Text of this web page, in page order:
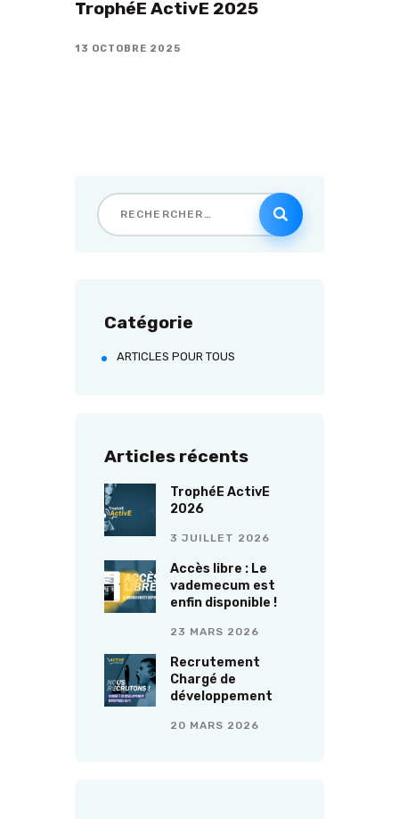
TrophéE ActivE 2025
13 OCTOBRE 2025
Catégorie
ARTICLES POUR TOUS
Articles récents
TrophéE ActivE
2026
3 JUILLET 2026
Accès libre : Le
vademecum est
enfin disponible !
23 MARS 2026
Recrutement
Chargé de
développement
20 MARS 2026